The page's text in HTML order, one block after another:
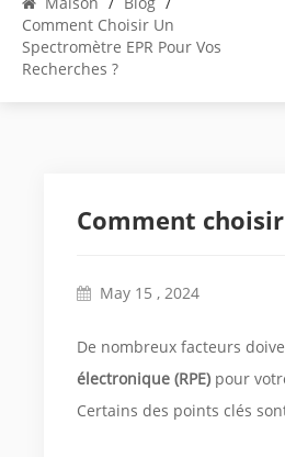
Comment Choisir Un
Spectromètre EPR Pour Vos
Recherches ?
Comment
May 15 , 2024
De nombreux facteurs
électronique (RPE) pour
Certains des points clés